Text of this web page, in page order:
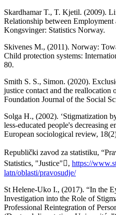
Skardhamar T., T. Kjetil. (2009).
Relationship between Employment
Kongsvinger: Statistics Norway.
Skivenes M., (2011). Norway:
Child protection systems:
80.
Smith S. S., Simon. (2020).
justice contact and the reallocation
Foundation Journal of the Social
Solga H., (2002). ‘Stigmatization
less‐educated people's decreasing
European sociological review,
Republički zavod za statistiku,
Statistics, "Justice", https://
latn/oblasti/pravosudje/
St Helene-Uko I., (2017). “In the
Investigation into the Role of
Professional Reintegration of